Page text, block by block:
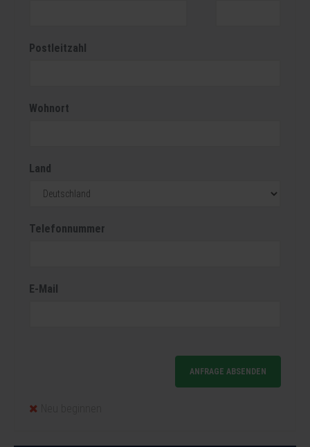
Postleitzahl
Wohnort
Land
Telefonnummer
E-Mail
ANFRAGE ABSENDEN